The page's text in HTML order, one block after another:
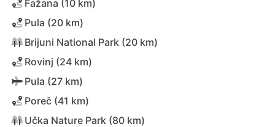
Fažana (10 km)
Pula (20 km)
Brijuni National Park (20 km)
Rovinj (24 km)
Pula (27 km)
Poreč (41 km)
Učka Nature Park (80 km)